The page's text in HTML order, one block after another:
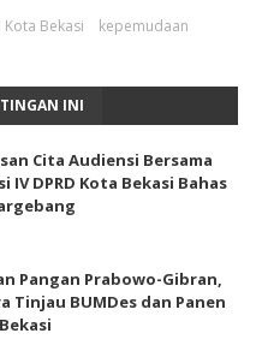
Kota Bekasi
kepemudaan
INI
Cita Audiensi Bersama
IV DPRD Kota Bekasi Bahas
Pangan Prabowo-Gibran,
Tinjau BUMDes dan Panen